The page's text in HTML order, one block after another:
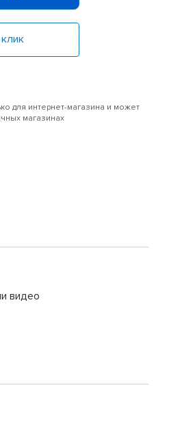
для интернет-магазина и может
магазинах
видео